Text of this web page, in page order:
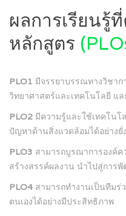
ผลการเรียนรู้
หลักสูตร
PLO1 มีจรรยาบรรณทางวิชา
วิทยาศาสตร์และเทคโนโลยี แ
PLO2 มีความรู้และใช้เทคโน
ปัญหาด้านสิ่งแวดล้อมได้อย่างยั่
PLO3 สามารถบูรณาการองค์
สร้างสรรค์ผลงาน นำไปสู่การ
PLO4 สามารถทำงานเป็นทีมร่
ตนเองได้อย่างมีประสิทธิภาพ